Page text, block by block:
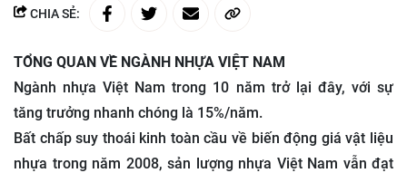
CHIA SẺ:
TỔNG QUAN VỀ NGÀNH NHỰA VIỆT NAM
Ngành nhựa Việt Nam trong 10 năm trở lại đây, với sự
tăng trưởng nhanh chóng là 15%/năm.
Bất chấp suy thoái kinh toàn cầu về biến động giá vật liệu
nhựa trong năm 2008, sản lượng nhựa Việt Nam vẫn đạt